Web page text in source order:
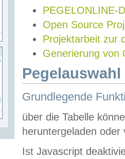
PEGELONLINE-
Open Source
Projektarbeit zur
Generierung von
Grundlegende
über die Tabelle
heruntergeladen oder
Ist Javascript